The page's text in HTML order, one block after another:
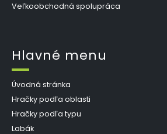
Veľkoobchodná spolupráca
Hlavné menu
Úvodná stránka
Hračky podľa oblasti
Hračky podľa typu
Labák